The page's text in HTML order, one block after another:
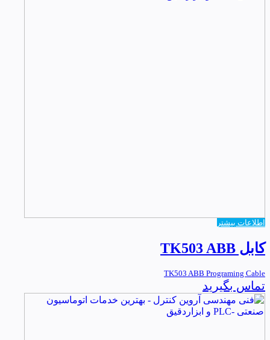
اطلاعات بیشتر
کابل TK503 ABB
TK503 ABB Programing Cable
تماس بگیرید